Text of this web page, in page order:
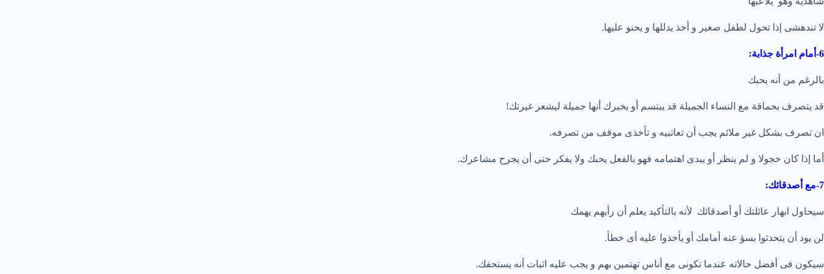
لا تندهشى إذا تحول لطفل صغير و أخذ يدللها و يحنو عليها.
6-أمام امرأة جذابة:
بالرغم من أنه يحبك
قد يتصرف بحماقة مع النساء الجميلة قد يبتسم أو يخبرك أنها جميلة ليشعر غيرتك!
ان تصرف بشكل غير ملائم يجب أن تعاتبيه و تأخذى موقف من تصرفه.
أما إذا كان خجولا و لم ينظر أو يبدى اهتمامه فهو بالفعل يحبك ولا يفكر حتى أن يجرح مشاعرك.
7-مع أصدقائك:
سيحاول ابهار عائلتك أو أصدقائك لأنه بالتأكيد يعلم أن رأيهم يهمك
لن يود أن يتحدثوا بسؤ عنه أمامك أو يأخذوا عليه أى خطأ.
سيكون فى أفضل حالاته عندما تكونى مع أناس تهتمين بهم و يجب عليه اثبات أنه يستحقك.